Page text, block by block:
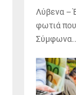
Λύβενα –
φωτιά